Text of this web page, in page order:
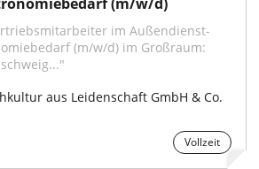
im Außendienst-
aus Leidenschaft GmbH & Co.
Vollzeit